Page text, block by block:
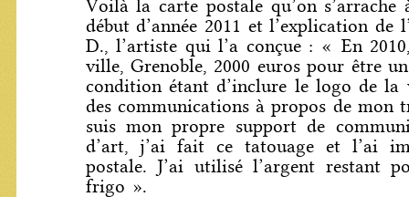
Voilà la carte postale qu’on s’arrache
début d’année 2011 et l’explication de
D., l’artiste qui l’a conçue : « En
ville, Grenoble, 2000 euros pour être
condition étant d’inclure le logo de la
des communications à propos de mon
suis mon propre support de
d’art, j’ai fait ce tatouage et l’ai
postale. J’ai utilisé l’argent restant
frigo ».